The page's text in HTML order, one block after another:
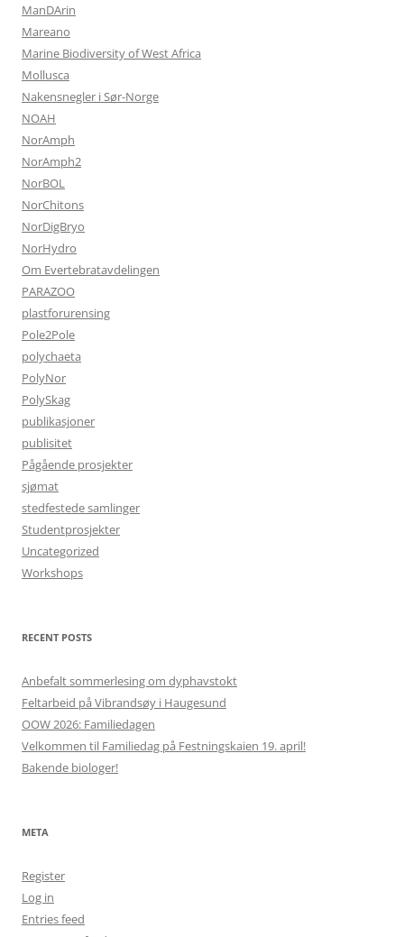
ManDArin
Mareano
Marine Biodiversity of West Africa
Mollusca
Nakensnegler i Sør-Norge
NOAH
NorAmph
NorAmph2
NorBOL
NorChitons
NorDigBryo
NorHydro
Om Evertebratavdelingen
PARAZOO
plastforurensing
Pole2Pole
polychaeta
PolyNor
PolySkag
publikasjoner
publisitet
Pågående prosjekter
sjømat
stedfestede samlinger
Studentprosjekter
Uncategorized
Workshops
RECENT POSTS
Anbefalt sommerlesing om dyphavstokt
Feltarbeid på Vibrandsøy i Haugesund
OOW 2026: Familiedagen
Velkommen til Familiedag på Festningskaien 19. april!
Bakende biologer!
META
Register
Log in
Entries feed